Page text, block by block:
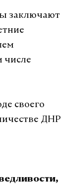
заключают
числе
своего
ДНР